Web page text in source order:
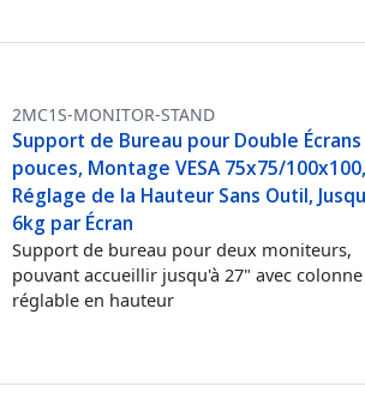
2MC1S-MONITOR-STAND
Support de Bureau pour Double
pouces, Montage VESA 75x75/100x100,
Réglage de la Hauteur Sans Outil,
6kg par Écran
Support de bureau pour deux moniteurs,
pouvant accueillir jusqu'à 27" avec colonne
réglable en hauteur